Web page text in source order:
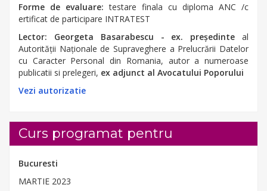
Forme de evaluare: testare finala cu diploma ANC /c
ertificat de participare INTRATEST
Lector: Georgeta Basarabescu - ex. preşedinte al
Autorităţii Naţionale de Supraveghere a Prelucrării Datelor
cu Caracter Personal din Romania, autor a numeroase
publicatii si prelegeri, ex adjunct al Avocatului Poporului
Vezi autorizatie
Curs programat pentru
Bucuresti
MARTIE 2023